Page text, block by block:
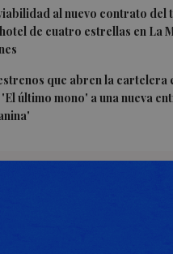
al nuevo contrato del
de cuatro estrellas en La
que abren la cartelera
último mono' a una nueva